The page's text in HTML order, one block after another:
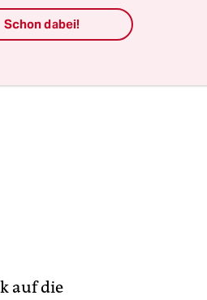
auf die
Schon dabei!